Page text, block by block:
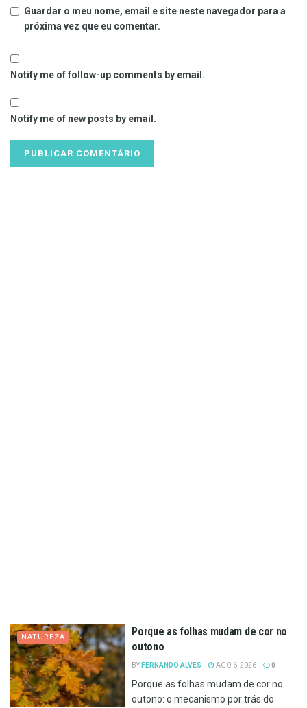
Guardar o meu nome, email e site neste navegador para a
próxima vez que eu comentar.
Notify me of follow-up comments by email.
Notify me of new posts by email.
NATUREZA
Porque as folhas mudam de cor no
outono
BY FERNANDO ALVES AGO 6, 2026 0
Porque as folhas mudam de cor no
outono: o mecanismo por trás do